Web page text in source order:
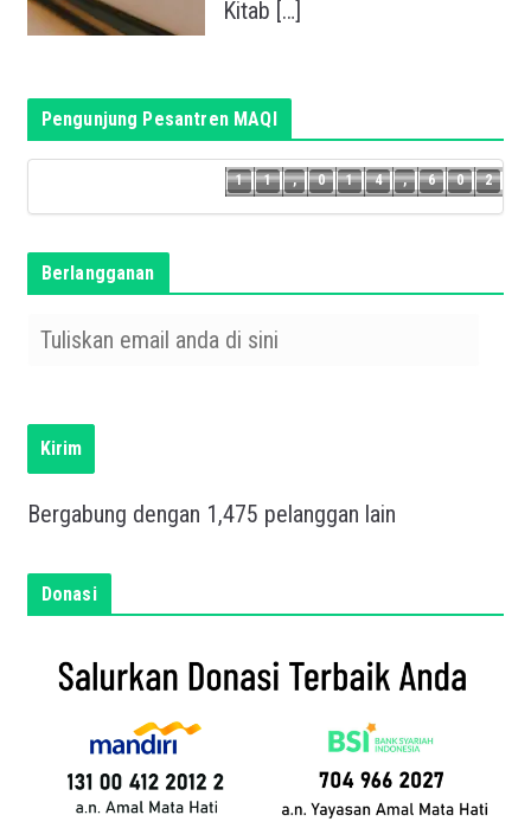
Kitab […]
Pengunjung Pesantren MAQI
1
1
1
1
,
,
0
0
1
1
4
4
,
,
6
6
0
0 2
Berlangganan
k
a
a
Kirim
Bergabung dengan 1,475 pelanggan lain
Donasi